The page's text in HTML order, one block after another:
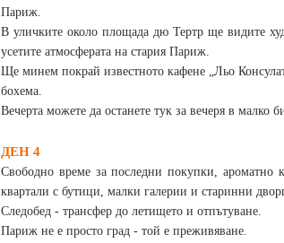
Париж.
В уличките около площада дю Тертр ще видите
усетите атмосферата на стария Париж.
Ще минем покрай известното кафене „Льо
бохема.
Вечерта можете да останете тук за вечеря в малко
ДЕН 4
Свободно време за последни покупки,
квартали с бутици, малки галерии и старинни
Следобед - трансфер до летището и отпътуване.
Париж не е просто град - той е преживяване.